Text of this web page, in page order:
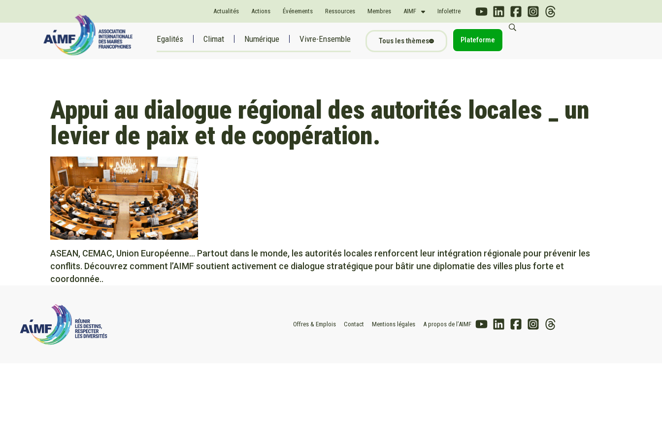
Actualités Actions Événements Ressources Membres AIMF Infolettre
Egalités Climat Numérique Vivre-Ensemble Tous les thèmes Plateforme
Appui au dialogue régional des autorités locales _ un
levier de paix et de coopération.
ASEAN, CEMAC, Union Européenne… Partout dans le monde, les autorités locales renforcent leur intégration régionale pour prévenir les
conflits. Découvrez comment l’AIMF soutient activement ce dialogue stratégique pour bâtir une diplomatie des villes plus forte et
coordonnée..
Offres & Emplois Contact Mentions légales A propos de l’AIMF